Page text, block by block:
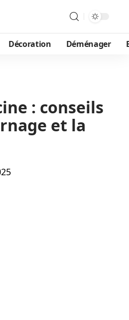
Décoration Déménager
: conseils
et la